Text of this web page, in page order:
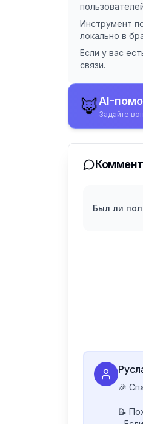
Инструмент
локально в
Если у вас
связи.
🦊AI-
Задайте
Был ли
🎉
📝